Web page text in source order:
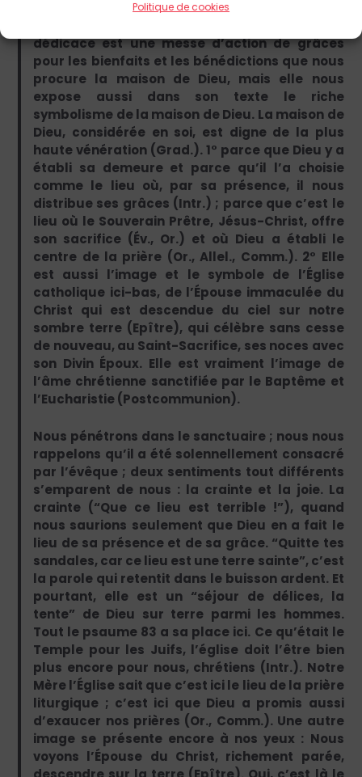
Politique de cookies
quatre fois par an), c’est la fête de l’Église
dédicace est une messe d’action de grâces
pour les bienfaits et les bénédictions que nous
procure la maison de Dieu, mais elle nous
expose aussi dans son texte le riche
symbolisme de la maison de Dieu. La maison de
Dieu, considérée en soi, est digne de la plus
haute vénération (Grad.). 1° parce que Dieu y a
établi sa demeure et parce qu’il l’a choisie
comme le lieu où, par sa présence, il nous
distribue ses grâces (Intr.) ; parce que c’est le
lieu où le Souverain Prêtre, Jésus-Christ, offre
son sacrifice (Év., Or.) et où Dieu a établi le
centre de la prière (Or., Allel., Comm.). 2° Elle
est aussi l’image et le symbole de l’Église
catholique ici-bas, de l’Épouse immaculée du
Christ qui est descendue du ciel sur notre
sombre terre (Epître), qui célèbre sans cesse
de nouveau, au Saint-Sacrifice, ses noces avec
son Divin Époux. Elle est vraiment l’image de
l’âme chrétienne sanctifiée par le Baptême et
l’Eucharistie (Postcommunion).
Nous pénétrons dans le sanctuaire ; nous nous
rappelons qu’il a été solennellement consacré
par l’évêque ; deux sentiments tout différents
s’emparent de nous : la crainte et la joie. La
crainte (“Que ce lieu est terrible !”), quand
nous saurions seulement que Dieu en a fait le
lieu de sa présence et de sa grâce. “Quitte tes
sandales, car ce lieu est une terre sainte”, c’est
la parole qui retentit dans le buisson ardent. Et
pourtant, elle est un “séjour de délices, la
tente” de Dieu sur terre parmi les hommes.
Tout le psaume 83 a sa place ici. Ce qu’était le
Temple pour les Juifs, l’église doit l’être bien
plus encore pour nous, chrétiens (Intr.). Notre
Mère l’Église sait que c’est ici le lieu de la prière
liturgique ; c’est ici que Dieu a promis aussi
d’exaucer nos prières (Or., Comm.). Une autre
image se présente encore à nos yeux : Nous
voyons l’Épouse du Christ, richement parée,